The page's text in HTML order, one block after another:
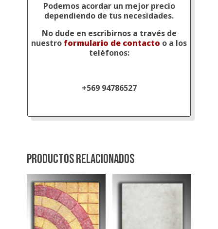
Podemos acordar un mejor precio
dependiendo de tus necesidades.
No dude en escribirnos a través de
nuestro formulario de contacto o a los
teléfonos:
+569 94786527
Productos relacionados